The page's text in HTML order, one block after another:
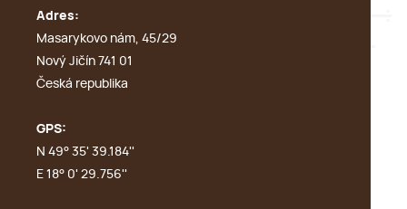
Adres:
Masarykovo nám, 45/29
Nový Jičín 741 01
Česká republika
GPS:
N 49° 35' 39.184''
E 18° 0' 29.756''